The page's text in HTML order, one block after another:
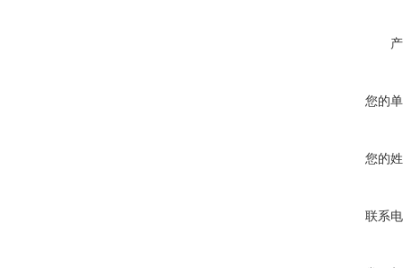
您的
您的
联系